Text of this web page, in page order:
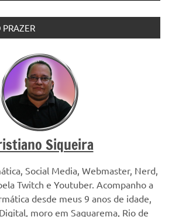
PRAZER
Siqueira
Social Media, Webmaster, Nerd,
Twitch e Youtuber. Acompanho a
desde meus 9 anos de idade,
moro em Saquarema, Rio de